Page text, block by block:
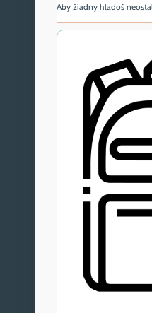
Aby žiadny hladoš